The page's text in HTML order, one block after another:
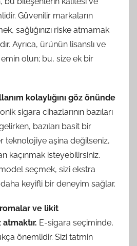
Güvenilir markaların
sağlığınızı riske atmamak
Ayrıca, ürünün lisanslı ve
olun; bu, size ek bir
kolaylığını göz önünde
sigara cihazlarının bazıları
bazıları basit bir
teknolojiye aşina değilseniz,
kaçınmak isteyebilirsiniz.
seçmek, sizi ekstra
keyifli bir deneyim sağlar.
ve likit
E-sigara seçiminde,
önemlidir. Sizi tatmin